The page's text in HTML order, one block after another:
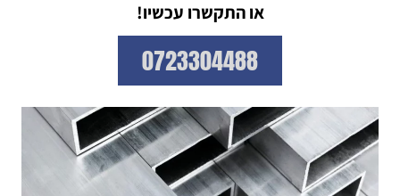
אוהתקשרו עכשיו!
0723304488